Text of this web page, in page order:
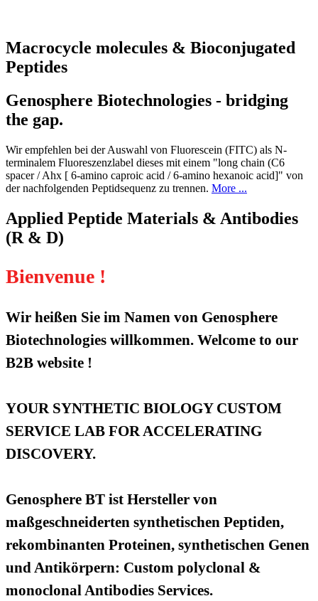
Macrocycle molecules & Bioconjugated
Peptides
Genosphere Biotechnologies - bridging
the gap.
Wir empfehlen bei der Auswahl von Fluorescein (FITC) als N-
terminalem Fluoreszenzlabel dieses mit einem "long chain (C6
spacer / Ahx [ 6-amino caproic acid / 6-amino hexanoic acid]" von
der nachfolgenden Peptidsequenz zu trennen. More ...
Applied Peptide Materials & Antibodies
(R & D)
Bienvenue !
Wir heißen Sie im Namen von Genosphere
Biotechnologies willkommen. Welcome to our
B2B website !
YOUR SYNTHETIC BIOLOGY CUSTOM
SERVICE LAB FOR ACCELERATING
DISCOVERY.
Genosphere BT ist Hersteller von
maßgeschneiderten synthetischen Peptiden,
rekombinanten Proteinen, synthetischen Genen
und Antikörpern: Custom polyclonal &
monoclonal Antibodies Services.